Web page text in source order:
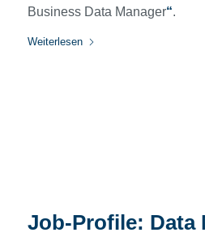
Business Data Manager“.
Weiterlesen
Job-Profile: Data